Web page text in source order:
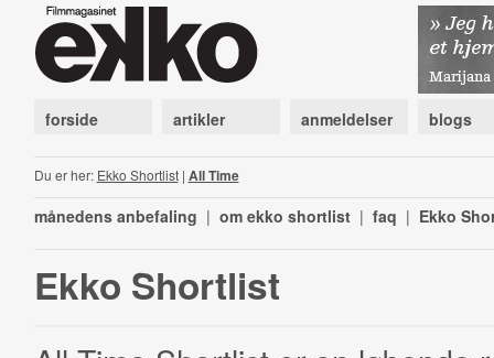
forside artikler anmeldelser blogs
Du er her: Ekko Shortlist| All Time
månedens anbefaling | om ekko shortlist | faq | Ekko
Ekko Shortlist